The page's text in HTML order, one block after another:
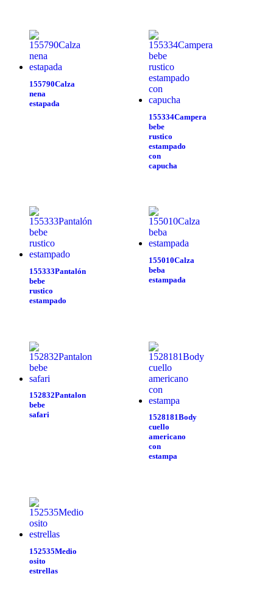
155790Calza
nena
estapada
155334Campera
bebe
rustico
estampado
con
capucha
155333Pantalón
bebe
rustico
estampado
155010Calza
beba
estampada
152832Pantalon
bebe
safari
1528181Body
cuello
americano
con
estampa
152535Medio
osito
estrellas